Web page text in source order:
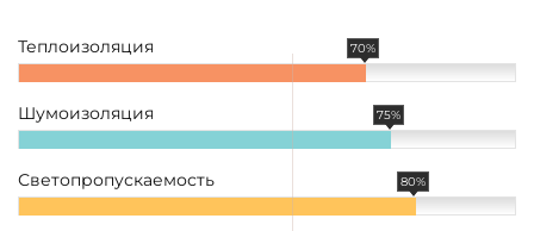
Теплоизоляция 70%
Шумоизоляция 75%
Светопропускаемость 80%